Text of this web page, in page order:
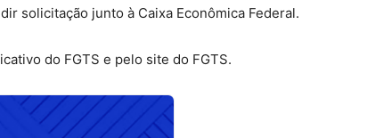
solicitação junto à Caixa Econômica Federal.
do FGTS e pelo site do FGTS.